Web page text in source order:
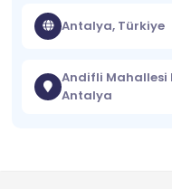
Antalya, Türkiye
Andifli Mahallesi
Antalya